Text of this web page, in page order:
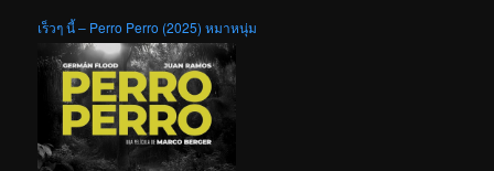
เร็วๆ นี้ – Perro Perro (2025) หมาหนุ่ม